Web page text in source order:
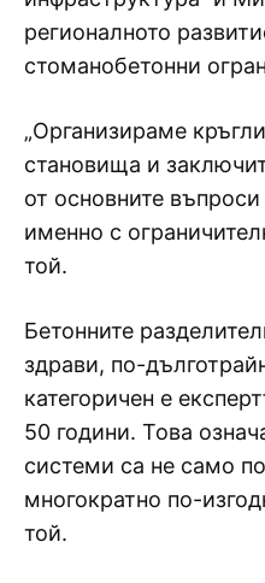
регионалното
стоманобетонни
„Организираме
становища и
от основните
именно с
той.
Бетонните
здрави, по-
категоричен е
50 години. Това
системи са не само
многократно по-
той.